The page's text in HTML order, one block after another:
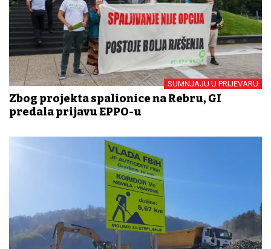
SUMNJAJU U PRIJEVARU
Zbog projekta spalionice na Rebru, GI
predala prijavu EPPO-u